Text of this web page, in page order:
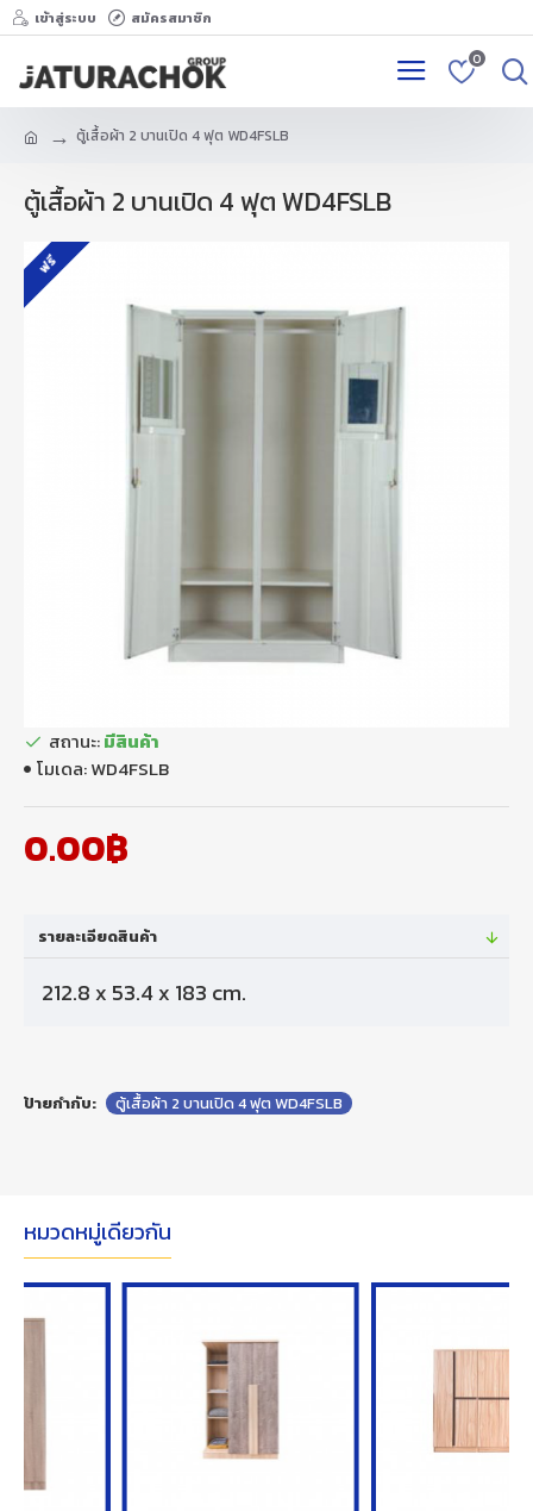
เข้าสู่ระบบ สมัครสมาชิก
0
ตู้เสื้อผ้า 2 บานเปิด 4 ฟุต WD4FSLB
ตู้เสื้อผ้า 2 บานเปิด 4 ฟุต WD4FSLB
ฟรี
0.00฿
สถานะ:มีสินค้า
โมเดล:WD4FSLB
รายละเอียดสินค้า
212.8 x 53.4 x 183 cm.
ป้ายกำกับ: ตู้เสื้อผ้า 2 บานเปิด 4 ฟุต WD4FSLB
หมวดหมู่เดียวกัน